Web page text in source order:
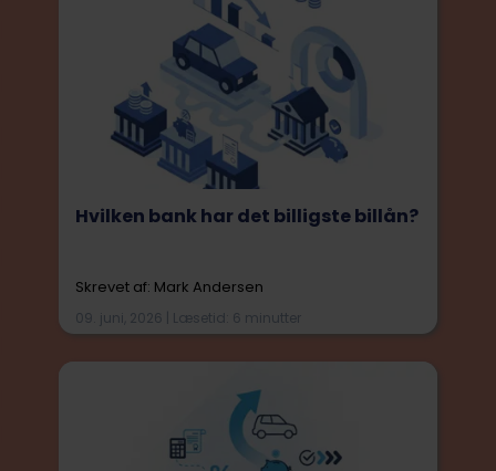
Hvilken bank har det billigste billån?
Skrevet af: Mark Andersen
09. juni, 2026 | Læsetid: 6 minutter